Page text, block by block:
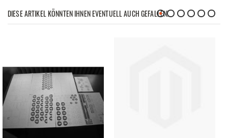
DIESE ARTIKEL KÖNNTEN IHNEN EVENTUELL AUCH GEFALLEN!